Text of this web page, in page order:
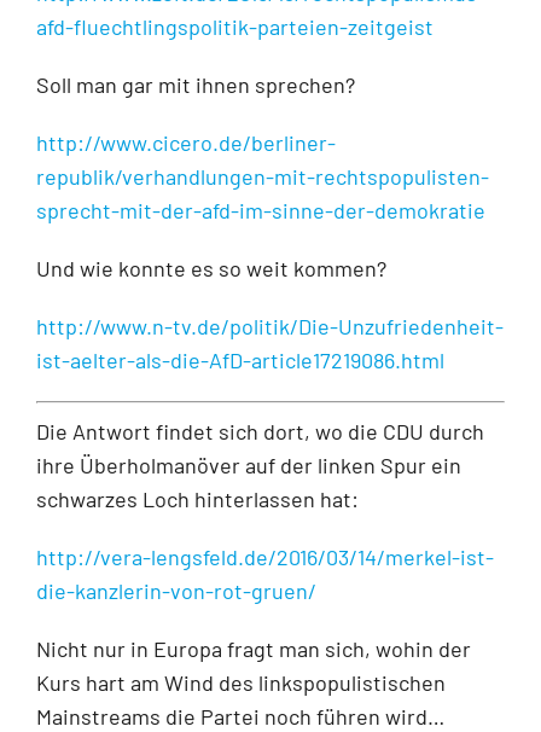
afd-fluechtlingspolitik-parteien-zeitgeist
Soll man gar mit ihnen sprechen?
http://www.cicero.de/berliner-
republik/verhandlungen-mit-rechtspopulisten-
sprecht-mit-der-afd-im-sinne-der-demokratie
Und wie konnte es so weit kommen?
http://www.n-tv.de/politik/Die-Unzufriedenheit-
ist-aelter-als-die-AfD-article17219086.html
Die Antwort findet sich dort, wo die CDU durch
ihre Überholmanöver auf der linken Spur ein
schwarzes Loch hinterlassen hat:
http://vera-lengsfeld.de/2016/03/14/merkel-ist-
die-kanzlerin-von-rot-gruen/
Nicht nur in Europa fragt man sich, wohin der
Kurs hart am Wind des linkspopulistischen
Mainstreams die Partei noch führen wird…